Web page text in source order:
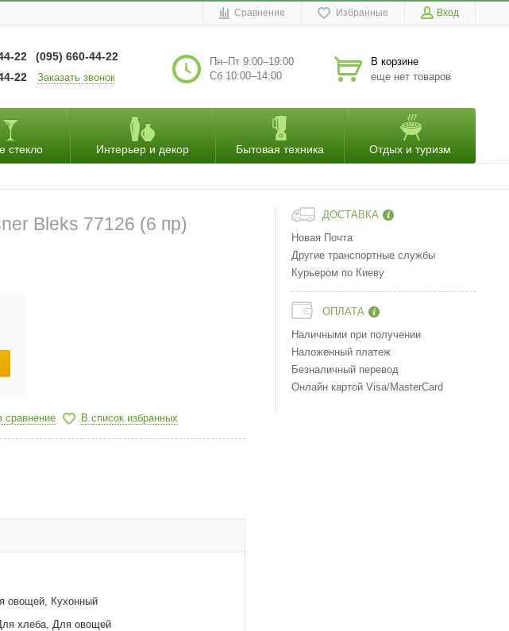
Сравнение Избранные Вход
22
(095) 660-44-22
22
Заказать звонок
Пн–Пт 9:00–19:00
Сб 10:00–14:00
В корзине
еще нет товаров
стекло Интерьер и декор Бытовая техника Отдых и туризм
ДОСТАВКА
Новая Почта
Другие транспортные службы
Курьером по Киеву
ОПЛАТА
Наличными при получении
Наложенный платеж
Безналичный перевод
Онлайн картой Visa/MasterCard
Bleks 77126 (6 пр)
сравнение В список избранных
овощей, Кухонный
хлеба, Для овощей